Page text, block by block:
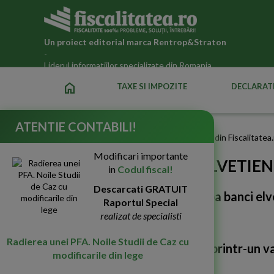
Un proiect editorial marca Rentrop&Straton
-
Liderul informatiilor specializate din Romania
home TAXE SI IMPOZITE
Stiri despre Banci elvetiene in articolele din
STIRI DESPRE BANCI
Cautarea in Fiscalitatea.ro dupa banci
De ce trec bancile din Elvetia printr-un
disponibilizari
ATENTIE CONTABILI!
Modificari importante
in Codul fiscal!
Descarcati GRATUIT
Raportul Special
realizat de specialisti
Radierea unei PFA. Noile Studii de Caz cu
modificarile din lege